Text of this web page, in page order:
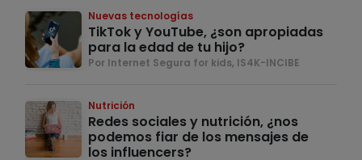
Nuevas tecnologías
TikTok y YouTube, ¿son apropiadas
para la edad de tu hijo?
Por Internet Segura for kids, IS4K-INCIBE
Nutrición
Redes sociales y nutrición, ¿nos
podemos fiar de los mensajes de
los influencers?